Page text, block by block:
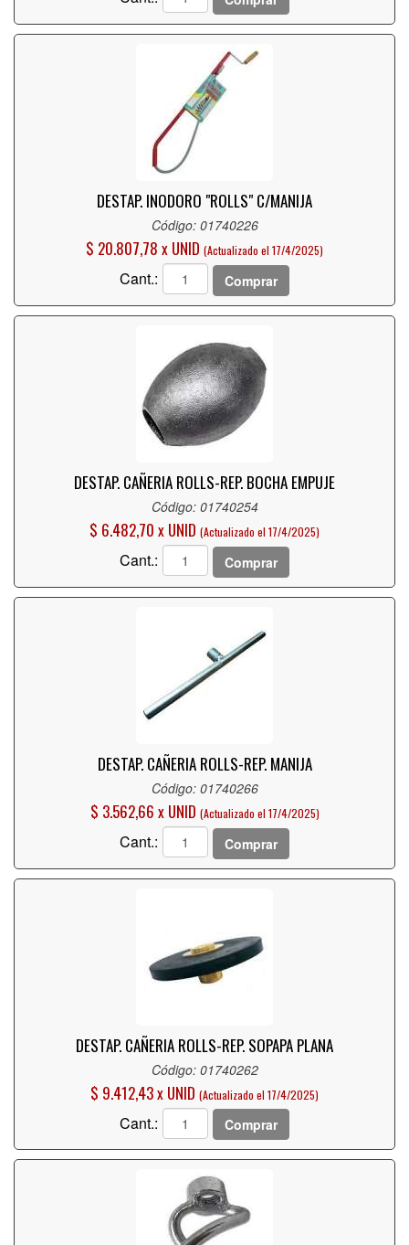
DESTAP. INODORO "ROLLS" C/MANIJA
Código: 01740226
$ 20.807,78 x UNID (Actualizado el 17/4/2025)
Cant.: Comprar
DESTAP. CAÑERIA ROLLS-REP. BOCHA EMPUJE
Código: 01740254
$ 6.482,70 x UNID (Actualizado el 17/4/2025)
Cant.: Comprar
DESTAP. CAÑERIA ROLLS-REP. MANIJA
Código: 01740266
$ 3.562,66 x UNID (Actualizado el 17/4/2025)
Cant.: Comprar
DESTAP. CAÑERIA ROLLS-REP. SOPAPA PLANA
Código: 01740262
$ 9.412,43 x UNID (Actualizado el 17/4/2025)
Cant.: Comprar